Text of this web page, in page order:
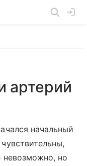
артерий
начальный
невозможно, но